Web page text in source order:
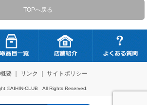
TOPへ戻る
要｜ リンク サイトポリシー
©AIHIN-CLUB All Rights Reserved.